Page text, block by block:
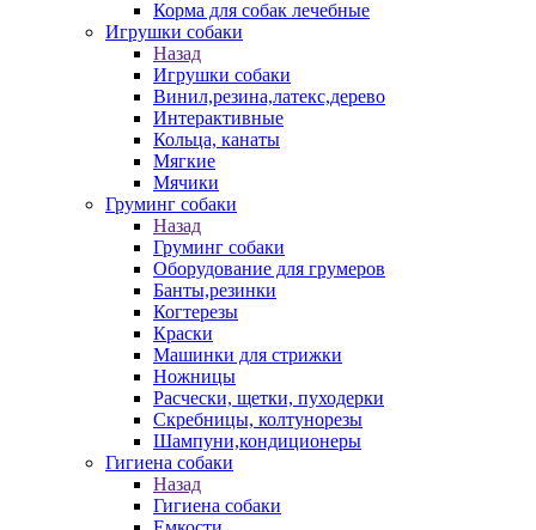
Корма для собак лечебные
Игрушки собаки
Назад
Игрушки собаки
Винил,резина,латекс,дерево
Интерактивные
Кольца, канаты
Мягкие
Мячики
Груминг собаки
Назад
Груминг собаки
Оборудование для грумеров
Банты,резинки
Когтерезы
Краски
Машинки для стрижки
Ножницы
Расчески, щетки, пуходерки
Скребницы, колтунорезы
Шампуни,кондиционеры
Гигиена собаки
Назад
Гигиена собаки